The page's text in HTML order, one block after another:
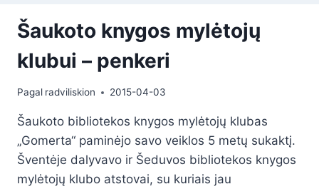
Šaukoto knygos mylėtojų
klubui – penkeri
Pagal radviliskion 2015-04-03
Šaukoto bibliotekos knygos mylėtojų klubas
„Gomerta“ paminėjo savo veiklos 5 metų sukaktį.
Šventėje dalyvavo ir Šeduvos bibliotekos knygos
mylėtojų klubo atstovai, su kuriais jau